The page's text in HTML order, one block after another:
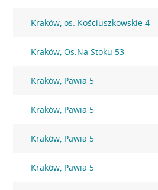
Kraków, os. Kościuszkowskie 4
Kraków, Os.Na Stoku 53
Kraków, Pawia 5
Kraków, Pawia 5
Kraków, Pawia 5
Kraków, Pawia 5